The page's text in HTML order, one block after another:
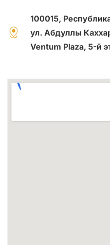
100015,
ул. Абдуллы
Ventum Plaza, 5-й